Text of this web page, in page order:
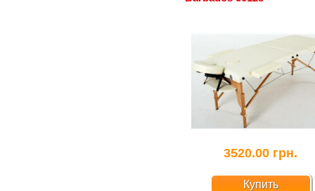
3520.00 грн.
Купить